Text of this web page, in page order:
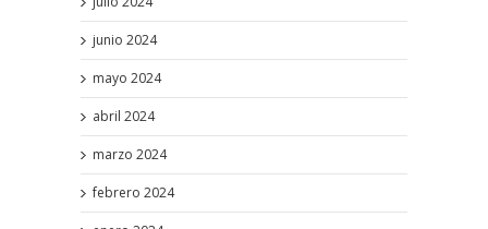
junio 2024
mayo 2024
abril 2024
marzo 2024
febrero 2024